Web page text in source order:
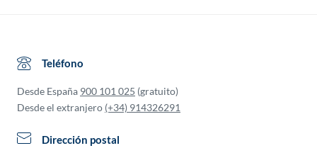
Teléfono
Desde España 900 101 025 (gratuito)
Desde el extranjero (+34) 914326291
Dirección postal